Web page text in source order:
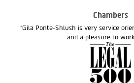
Chambers
"Gila Ponte-Shlush is very service
and a pleasure to